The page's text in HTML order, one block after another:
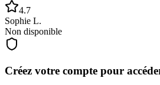
4.7
Sophie L.
Non disponible
Créez votre compte pour